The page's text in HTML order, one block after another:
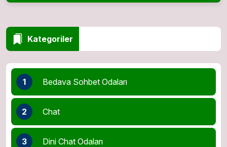
Kategoriler
1 Bedava Sohbet Odaları
2 Chat
3 Dini Chat Odaları